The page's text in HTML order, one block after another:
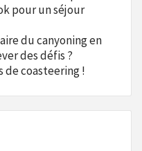
pour un séjour
du canyoning en
des défis ?
de coasteering !